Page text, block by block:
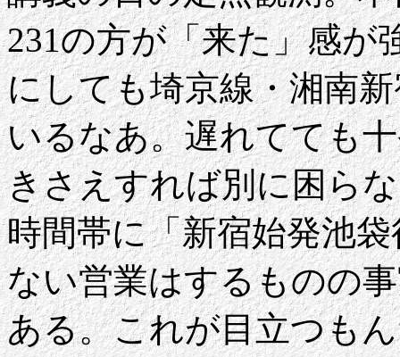
231の方が「来た」感が
にしても埼京線・湘南
いるなあ。遅れてても
きさえすれば別に困ら
時間帯に「新宿始発池
ない営業はするものの
ある。これが目立つも